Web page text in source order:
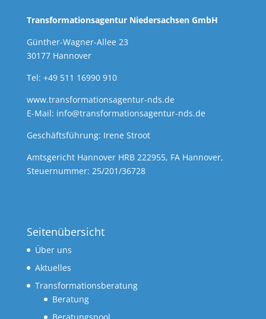
Transformationsagentur Niedersachsen GmbH
Günther-Wagner-Allee 23
30177 Hannover
Tel: +49 511 16990 910
www.transformationsagentur-nds.de
E-Mail: info@transformationsagentur-nds.de
Geschäftsführung: Irene Stroot
Amtsgericht Hannover HRB 222955, FA Hannover,
Steuernummer: 25/201/36728
Seitenübersicht
Über uns
Aktuelles
Transformationsberatung
Beratung